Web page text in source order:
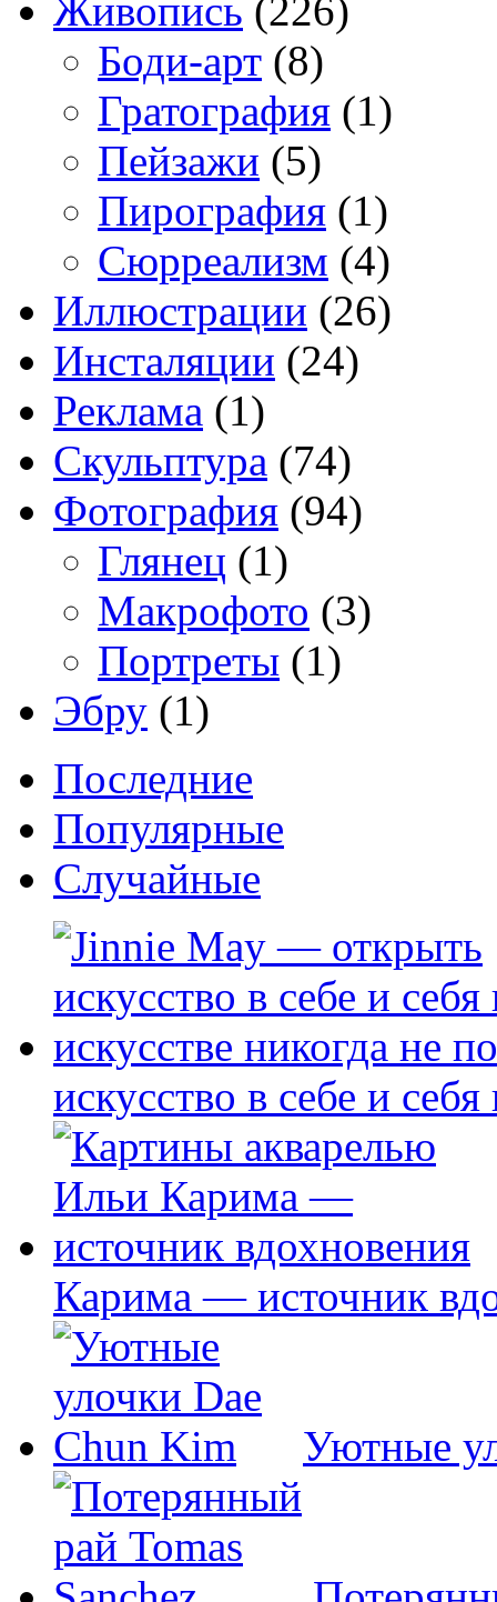
Живопись (226)
Боди-арт (8)
Гратография (1)
Пейзажи (5)
Пирография (1)
Сюрреализм (4)
Иллюстрации (26)
Инсталяции (24)
Реклама (1)
Скульптура (74)
Фотография (94)
Глянец (1)
Макрофото (3)
Портреты (1)
Эбру (1)
Последние
Популярные
Случайные
искусство в себе и
Карима — источник
Уютные